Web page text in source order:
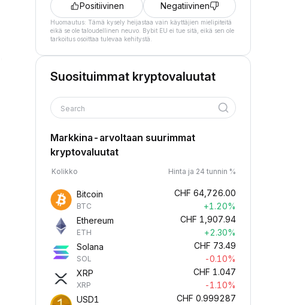
Positiivinen Negatiivinen
Huomautus: Tämä kysely heijastaa vain käyttäjien mielipiteitä
eikä se ole taloudellinen neuvo. Bybit EU ei tue sitä, eikä sen ole
tarkoitus osoittaa tulevaa kehitystä.
Suosituimmat kryptovaluutat
Search
Markkina-arvoltaan suurimmat
kryptovaluutat
Kolikko Hinta ja 24 tunnin %
Bitcoin
BTC
CHF 64,726.00
+1.20%
Ethereum
ETH
CHF 1,907.94
+2.30%
Solana
SOL
CHF 73.49
-0.10%
XRP
XRP
CHF 1.047
-1.10%
USD1
CHF 0.999287